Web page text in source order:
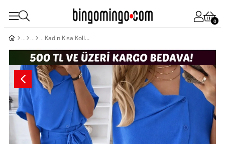
0
Kadın Kısa Kollu Yakalı önden Düğmeli Bürümcük Bluz Ve Pantolon Ikili Takım